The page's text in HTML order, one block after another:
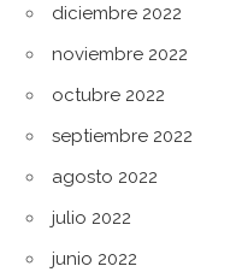
diciembre 2022
noviembre 2022
octubre 2022
septiembre 2022
agosto 2022
julio 2022
junio 2022